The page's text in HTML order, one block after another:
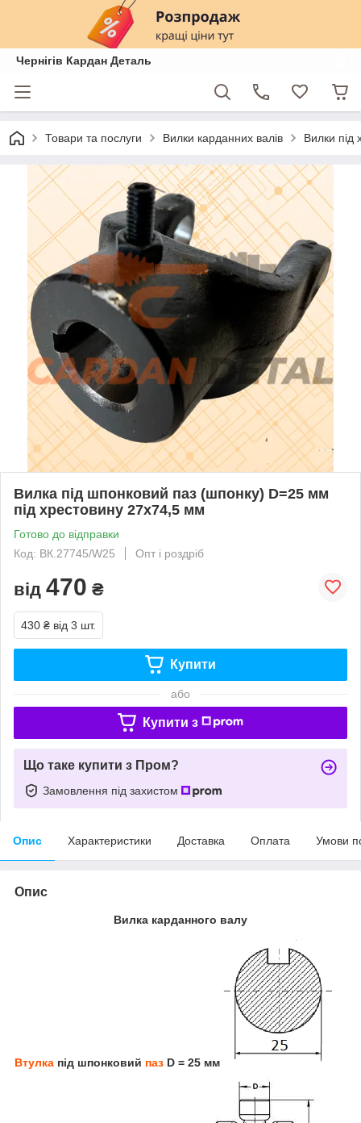
Чернігів Кардан Деталь
Товари та послуги Вилки карданних валів Вилки під
Вилка під шпонковий паз (шпонку) D=25 мм
під хрестовину 27х74,5 мм
Готово до відправки
Код: ВК.27745/W25
Опт і роздріб
від 470 ₴
430 ₴ від 3 шт.
Купити
або
Купити з
Що таке купити з Пром?
Замовлення під захистом
Опис Характеристики Доставка Оплата Умови
Опис
Вилка карданного валу
Втулка під шпонковий паз D = 25 мм